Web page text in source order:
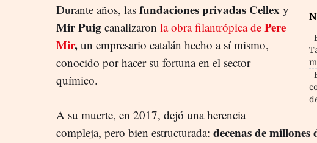
Durante años, las fundaciones privadas Cellex y
Mir Puig canalizaron la obra filantrópica de Pere
Mir, un empresario catalán hecho a sí mismo,
conocido por hacer su fortuna en el sector
químico.
A su muerte, en 2017, dejó una herencia
compleja, pero bien estructurada: decenas de millones